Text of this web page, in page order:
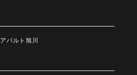
アバルト旭川